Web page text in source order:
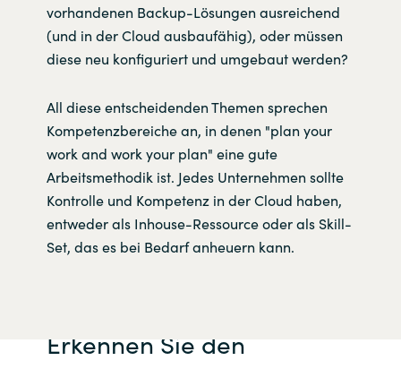
vorhandenen Backup-Lösungen ausreichend
(und in der Cloud ausbaufähig), oder müssen
diese neu konfiguriert und umgebaut werden?
All diese entscheidenden Themen sprechen
Kompetenzbereiche an, in denen "plan your
work and work your plan" eine gute
Arbeitsmethodik ist. Jedes Unternehmen sollte
Kontrolle und Kompetenz in der Cloud haben,
entweder als Inhouse-Ressource oder als Skill-
Set, das es bei Bedarf anheuern kann.
Erkennen Sie den